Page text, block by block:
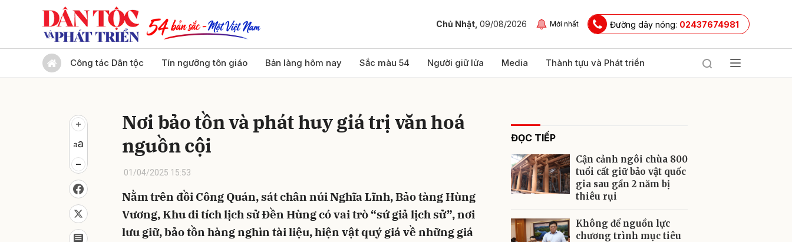
Chủ Nhật, 09/08/2026 Mới nhất Đường dây nóng: 02437674981
Công tác Dân tộc Tín ngưỡng tôn giáo Bản làng hôm nay Sắc màu 54 Người giữ lửa Media Thành tựu và Phát triển
Nơi bảo tồn và phát huy giá trị văn hoá
nguồn cội
01/04/2025 15:53
Nằm trên đồi Công Quán, sát chân núi Nghĩa Lĩnh, Bảo tàng Hùng
Vương, Khu di tích lịch sử Đền Hùng có vai trò “sứ giả lịch sử”, nơi
lưu giữ, bảo tồn hàng nghìn tài liệu, hiện vật quý giá về những giá
ĐỌC TIẾP
Cận cảnh ngôi chùa 800
tuổi cất giữ bảo vật quốc
gia sau gần 2 năm bị
thiêu rụi
Không để nguồn lực
chương trình mục tiêu
Gửi bình luận
Hủy Gửi